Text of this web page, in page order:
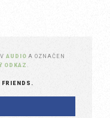
AUDIO A OZNAČEN
ODKAZ